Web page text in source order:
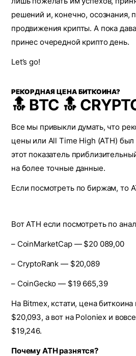
решений и, конечно, осознания,
продвижения крипты. А пока
принес очередной крипто день.
Let’s go!
РЕКОРДНАЯ ЦЕНА БИТКОИНА?
🔝 BTC 🔝
Все мы привыкли думать, что
цены или All Time High (ATH)
этот показатель
на более точные данные.
Если посмотреть по биржам, то
Вот ATH если посмотреть по
– CoinMarketCap — $20 089,00
– CryptoRank — $20,089
– CoinGecko — $19 665,39
На Bitmex, кстати, цена биткоина
$20,093, а вот на Poloniex и
$19,246.
Почему ATH разнятся?